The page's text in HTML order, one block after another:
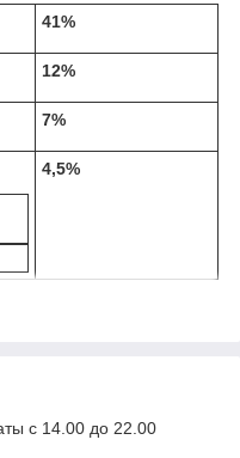
41%
12%
7%
4,5%
с 14.00 до 22.00